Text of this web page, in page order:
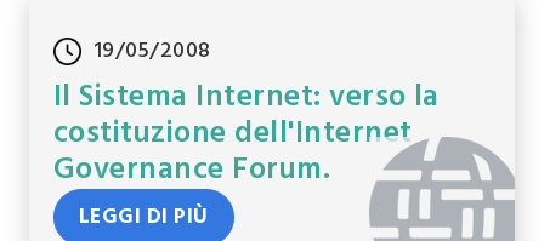
19/05/2008
Il Sistema Internet: verso la
costituzione dell'Internet
Governance Forum.
LEGGI DI PIÙ